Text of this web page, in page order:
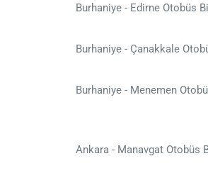
Burhaniye - Edirne Otobüs
Ankara - Manavgat Otobüs